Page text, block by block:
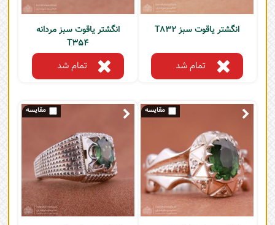
انگشتر یاقوت سبز T832
تمام شد
انگشتر یاقوت سبز مردانه
T354
تمام شد